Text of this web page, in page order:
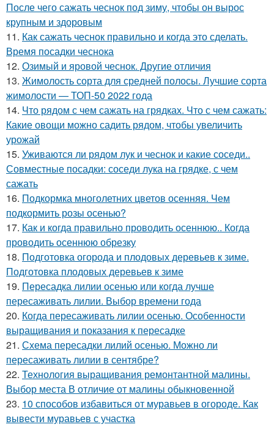
После чего сажать чеснок под зиму, чтобы он вырос
крупным и здоровым
11. Как сажать чеснок правильно и когда это сделать.
Время посадки чеснока
12. Озимый и яровой чеснок. Другие отличия
13. Жимолость сорта для средней полосы. Лучшие сорта
жимолости — ТОП-50 2022 года
14. Что рядом с чем сажать на грядках. Что с чем сажать:
Какие овощи можно садить рядом, чтобы увеличить
урожай
15. Уживаются ли рядом лук и чеснок и какие соседи..
Совместные посадки: соседи лука на грядке, с чем
сажать
16. Подкормка многолетних цветов осенняя. Чем
подкормить розы осенью?
17. Как и когда правильно проводить осеннюю.. Когда
проводить осеннюю обрезку
18. Подготовка огорода и плодовых деревьев к зиме.
Подготовка плодовых деревьев к зиме
19. Пересадка лилии осенью или когда лучше
пересаживать лилии. Выбор времени года
20. Когда пересаживать лилии осенью. Особенности
выращивания и показания к пересадке
21. Схема пересадки лилий осенью. Можно ли
пересаживать лилии в сентябре?
22. Технология выращивания ремонтантной малины.
Выбор места В отличие от малины обыкновенной
23. 10 способов избавиться от муравьев в огороде. Как
вывести муравьев с участка